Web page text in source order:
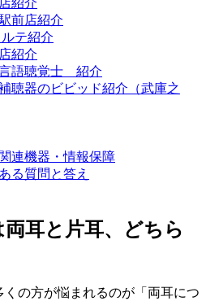
紹介
前店紹介
テ紹介
紹介
語聴覚士 紹介
聴器のビビッド紹介（武庫之
連機器・情報保障
る質問と答え
両耳と片耳、どちら
の方が悩まれるのが「両耳につ